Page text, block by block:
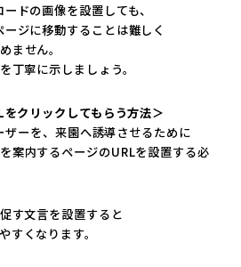
ドの画像を設置しても、
ジに移動することは難しく
ません。
丁寧に示しましょう。
クリックしてもらう方法＞
ーを、来園へ誘導させるために
案内するページのURLを設置する必
す文言を設置すると
すくなります。